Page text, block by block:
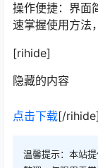
操作便捷：界面
速掌握使用方法
[rihide]
隐藏的内容
点击下载[/rihide]
温馨提示：本站